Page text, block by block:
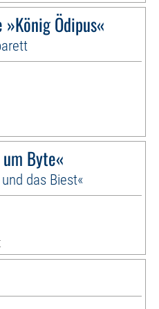
Ödipus«
Byte«
das Biest«